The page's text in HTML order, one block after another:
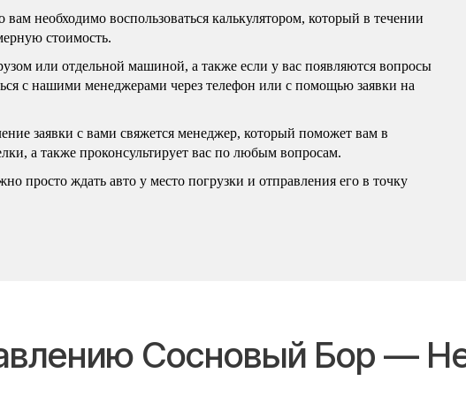
вам необходимо воспользоваться калькулятором, который в течении
стоимость.
или отдельной машиной, а также если у вас появляются вопросы
с нашими менеджерами через телефон или с помощью заявки на
заявки с вами свяжется менеджер, который поможет вам в
а также проконсультирует вас по любым вопросам.
просто ждать авто у место погрузки и отправления его в точку
Сосновый Бор —